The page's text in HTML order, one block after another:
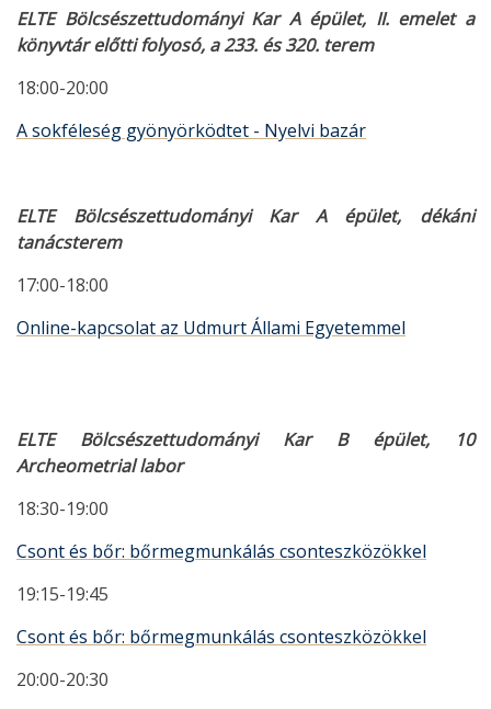
ELTE Bölcsészettudományi Kar A épület, II. emelet a
könyvtár előtti folyosó, a 233. és 320. terem
18:00-20:00
A sokféleség gyönyörködtet - Nyelvi bazár
ELTE Bölcsészettudományi Kar A épület, dékáni
tanácsterem
17:00-18:00
Online-kapcsolat az Udmurt Állami Egyetemmel
ELTE Bölcsészettudományi Kar B épület, 10
Archeometrial labor
18:30-19:00
Csont és bőr: bőrmegmunkálás csonteszközökkel
19:15-19:45
Csont és bőr: bőrmegmunkálás csonteszközökkel
20:00-20:30